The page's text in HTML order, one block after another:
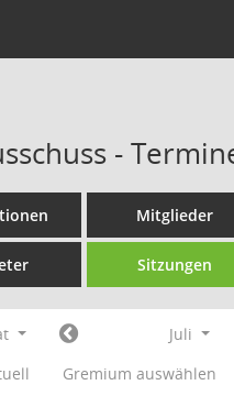
-
Mitglieder
Sitzungen
Juli
Gremium auswählen